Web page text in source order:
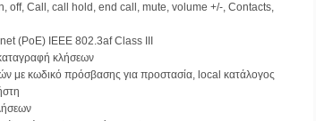
off, Call, call hold, end call, mute, volume +/-, Contacts,
(PoE) IEEE 802.3af Class III
κλήσεων
με κωδικό πρόσβασης για προστασία, local κατάλογος